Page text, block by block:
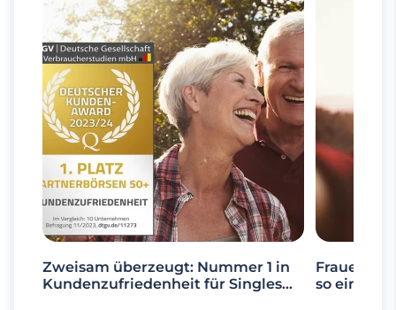
Zweisam überzeugt: Nummer 1 in
Kundenzufriedenheit für Singles
Frauen ab
so einfach